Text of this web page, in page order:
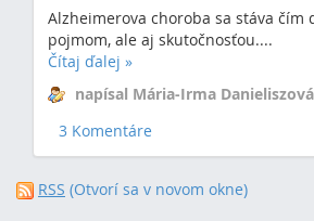
Alzheimerova choroba sa stáva čím
pojmom, ale aj skutočnosťou....
Čítaj ďalej »
napísal Mária-Irma Danieliszová
3 Komentáre
RSS (Otvorí sa v novom okne)